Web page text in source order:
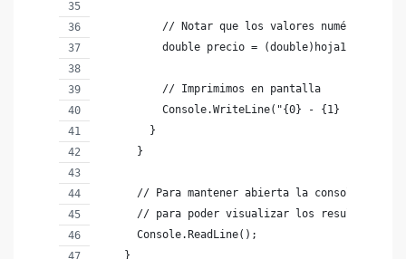
// Notar que los valores numéricos
double precio =
          // Imprimimos en pantalla
Console.WriteLine("{0} - {1} -
        }
      }
// Para mantener abierta la consola hasta
      // para poder visualizar los resultados
      Console.ReadLine();
    }